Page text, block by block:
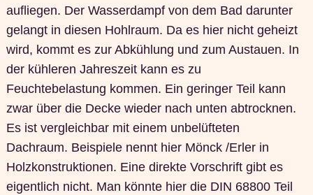
aufliegen. Der Wasserdampf von dem Bad darunter
gelangt in diesen Hohlraum. Da es hier nicht geheizt
wird, kommt es zur Abkühlung und zum Austauen. In
der kühleren Jahreszeit kann es zu
Feuchtebelastung kommen. Ein geringer Teil kann
zwar über die Decke wieder nach unten abtrocknen.
Es ist vergleichbar mit einem unbelüfteten
Dachraum. Beispiele nennt hier Mönck /Erler in
Holzkonstruktionen. Eine direkte Vorschrift gibt es
eigentlich nicht. Man könnte hier die DIN 68800 Teil